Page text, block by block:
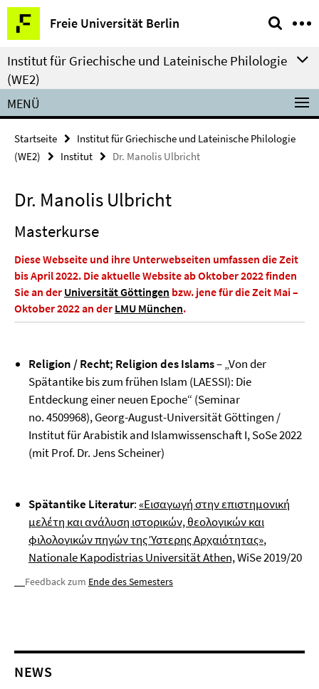
Springe
direkt
zu
Inhalt
Freie Universität Berlin
Service-
Navigation
Institut für Griechische und Lateinische Philologie
(WE2)
MENÜ
Startseite
Institut für Griechische und Lateinische Philologie
(WE2)
Institut Dr. Manolis Ulbricht
Dr. Manolis Ulbricht
Masterkurse
Diese Webseite und ihre Unterwebseiten umfassen die Zeit
bis April 2022. Die aktuelle Website ab Oktober 2022 finden
Sie an der Universität Göttingen bzw. jene für die Zeit Mai –
Oktober 2022 an der LMU München.
Religion / Recht; Religion des Islams– „Von der
Spätantike bis zum frühen Islam (LAESSI): Die
Entdeckung einer neuen Epoche“ (Seminar
no. 4509968), Georg-August-Universität Göttingen /
Institut für Arabistik and Islamwissenschaft I, SoSe 2022
(mit Prof. Dr. Jens Scheiner)
Spätantike Literatur:«Εισαγωγή στην επιστημονική
μελέτη και ανάλυση ιστορικών, θεολογικών και
φιλολογικών πηγών της Ύστερης Αρχαιότητας»,
Nationale Kapodistrias Universität Athen,WiSe 2019/20
Feedback zum Ende des Semesters
NEWS